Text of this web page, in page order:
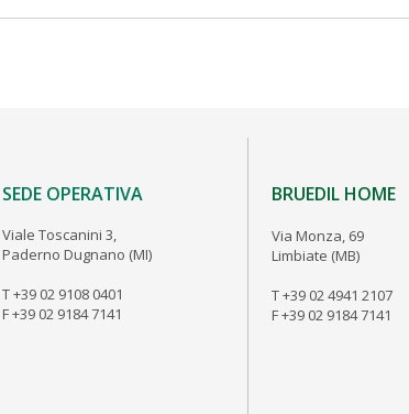
SEDE OPERATIVA
Viale Toscanini 3,
Paderno Dugnano (MI)
T +39 02 9108 0401
F +39 02 9184 7141
BRUEDIL HOME
Via Monza, 69
Limbiate (MB)
T +39 02 4941 2107
F +39 02 9184 7141